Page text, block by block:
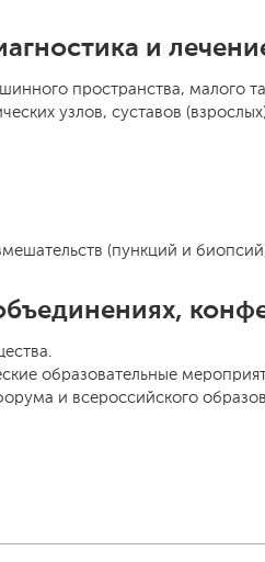
и
пространства, малого
узлов, суставов
(пункций и
образовательные
и всероссийского